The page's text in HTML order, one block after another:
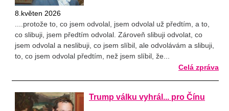
8.květen 2026
....protože to, co jsem odvolal, jsem odvolal už předtím, a to,
co slibuji, jsem předtím odvolal. Zároveň slibuji odvolat, co
jsem odvolal a neslibuji, co jsem slíbil, ale odvolávám a slibuji,
to, co jsem odvolal předtím, než jsem slíbil, že...
Celá zpráva
Trump válku vyhrál... pro Čínu